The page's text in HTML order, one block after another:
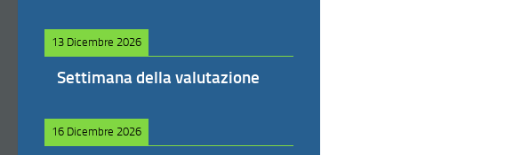
13 Dicembre 2026
Settimana della valutazione
16 Dicembre 2026